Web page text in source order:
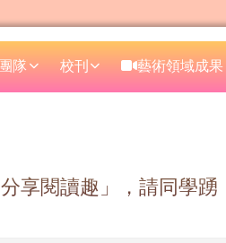
隊 校刊 藝術領域成果
享閱讀趣」，請同學踴